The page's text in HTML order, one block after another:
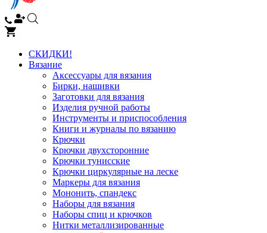
СКИДКИ!
Вязание
Аксессуары для вязания
Бирки, нашивки
Заготовки для вязания
Изделия ручной работы
Инструменты и приспособления
Книги и журналы по вязанию
Крючки
Крючки двухсторонние
Крючки тунисские
Крючки циркулярные на леске
Маркеры для вязания
Мононить, спандекс
Наборы для вязания
Наборы спиц и крючков
Нитки металлизированные